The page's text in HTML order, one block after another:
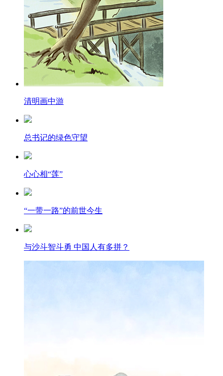
清明画中游
总书记的绿色守望
心心相“莲”
“一带一路”的前世今生
与沙斗智斗勇 中国人有多拼？